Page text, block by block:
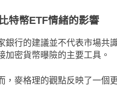
特幣ETF情緒的影響
銀行的建議並不代表市場共
加密貨幣曝險的主要工具。
，麥格理的觀點反映了一個